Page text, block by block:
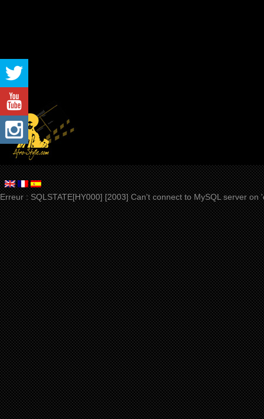
Erreur : SQLSTATE[HY000] [2003] Can't connect to MySQL server